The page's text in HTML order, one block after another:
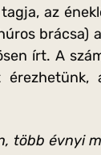
az
brácsa)
írt. A
több évnyi